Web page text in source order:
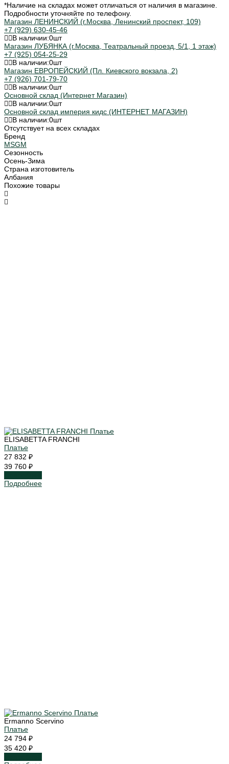
*Наличие на складах может отличаться от наличия в магазине.
Подробности уточняйте по телефону.
Магазин ЛЕНИНСКИЙ (г.Москва, Ленинский проспект, 109)
+7 (929) 630-45-46
В наличии:0шт
Магазин ЛУБЯНКА (г.Москва, Театральный проезд, 5/1, 1 этаж)
+7 (925) 054-25-29
В наличии:0шт
Магазин ЕВРОПЕЙСКИЙ (Пл. Киевского вокзала, 2)
+7 (926) 701-79-70
В наличии:0шт
Основной склад (Интернет Магазин)
В наличии:0шт
Основной склад империя кидс (ИНТЕРНЕТ МАГАЗИН)
В наличии:0шт
Отсутствует на всех складах
Бренд
MSGM
Сезонность
Осень-Зима
Страна изготовитель
Албания
Похожие товары
ELISABETTA FRANCHI
Платье
27 832 ₽
39 760 ₽
Подробнее
Ermanno Scervino
Платье
24 794 ₽
35 420 ₽